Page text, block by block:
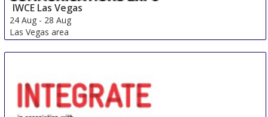
IWCE Las Vegas
24 Aug - 28 Aug
Las Vegas area
United States